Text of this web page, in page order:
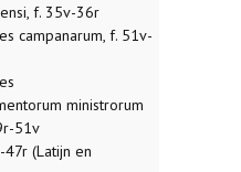
f. 35v-36r
campanarum, f. 51v-
ministrorum
51v
47r (Latijn en